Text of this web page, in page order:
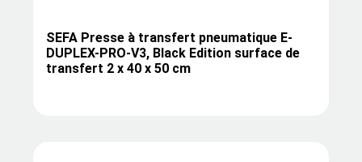
SEFA Presse à transfert pneumatique E-
DUPLEX-PRO-V3, Black Edition surface de
transfert 2 x 40 x 50 cm